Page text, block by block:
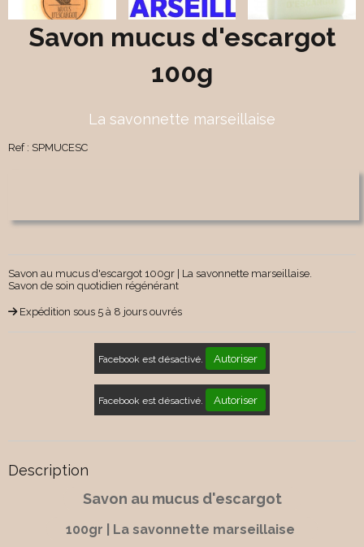
Savon mucus d'escargot
100g
La savonnette marseillaise
Ref : SPMUCESC
Savon au mucus d'escargot 100gr | La savonnette marseillaise.
Savon de soin quotidien régénérant
Expédition sous 5 à 8 jours ouvrés
Facebook est désactivé. Autoriser
Facebook est désactivé. Autoriser
Description
Savon au mucus d'escargot
100gr | La savonnette marseillaise